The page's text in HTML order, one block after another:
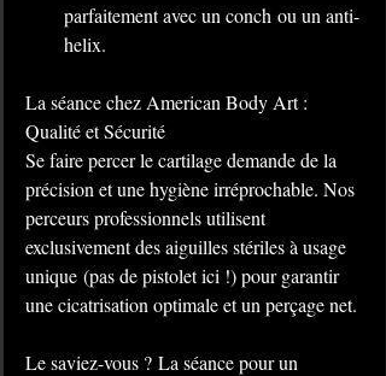
parfaitement avec un conch ou un anti-
helix.
La séance chez American Body Art :
Qualité et Sécurité
Se faire percer le cartilage demande de la
précision et une hygiène irréprochable. Nos
perceurs professionnels utilisent
exclusivement des aiguilles stériles à usage
unique (pas de pistolet ici !) pour garantir
une cicatrisation optimale et un perçage net.
Le saviez-vous ? La séance pour un